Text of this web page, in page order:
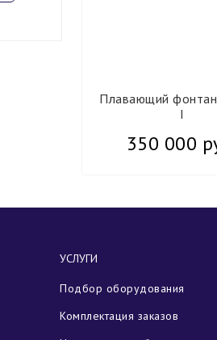
Плавающий
I
350 000
УСЛУГИ
Подбор оборудования
Комплектация заказов